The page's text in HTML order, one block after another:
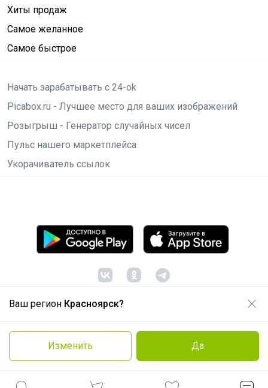
Ваш регион Красноярск?
Изменить Да
Хиты продаж
Самое желанное
Самое быстрое
Начать зарабатывать с 24-ok
Picabox.ru - Лучшее место для ваших изображений
Розыгрыш - Генератор случайных чисел
Пульс нашего маркетплейса
Укорачиватель ссылок
© ООО "Лявита", ОГРН 1122468054070, 2012 -2026
Политика конфиденциальности
Cоглашение пользователя